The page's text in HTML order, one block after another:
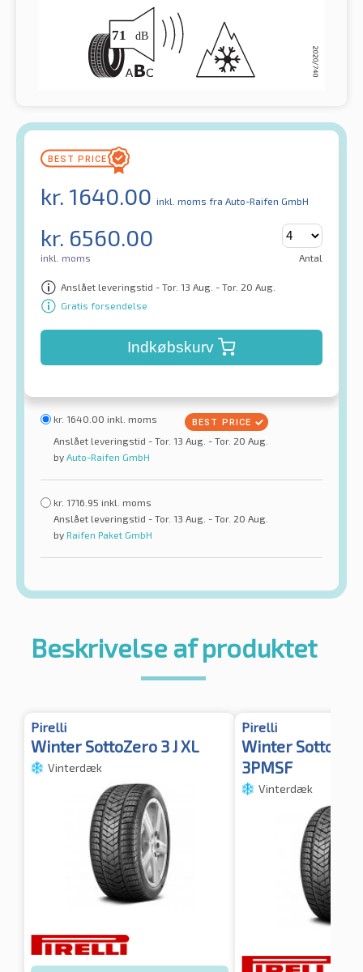
kr. 1640.00 inkl. moms fra Auto-Raifen GmbH
kr. 6560.00
inkl. moms Antal
Anslået leveringstid - Tor. 13 Aug. - Tor. 20 Aug.
Gratis forsendelse
Indkøbskurv
kr. 1640.00 inkl. moms
Anslået leveringstid - Tor. 13 Aug. - Tor. 20 Aug.
by Auto-Raifen GmbH
kr. 1716.95 inkl. moms
Anslået leveringstid - Tor. 13 Aug. - Tor. 20 Aug.
by Raifen Paket GmbH
Beskrivelse af produktet
Pirelli
Winter SottoZero 3 J XL
Vinterdæk
Pirelli
Winter
3PMSF
Vinterdæk